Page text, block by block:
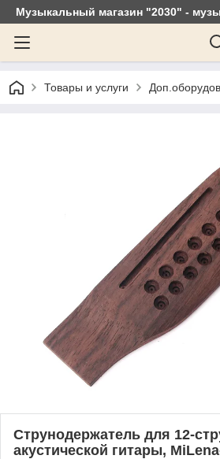
Музыкальный магазин "2030" -
Товары и услуги
Струнодержатель для 12-
акустической гитары,